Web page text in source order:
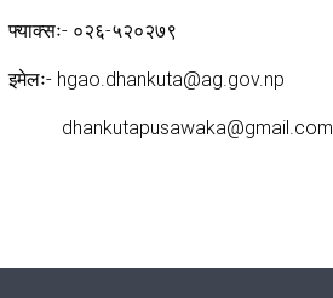
फ्याक्सः- ०२६-५२०२७९
इमेलः- hgao.dhankuta@ag.gov.np
dhankutapusawaka@gmail.com